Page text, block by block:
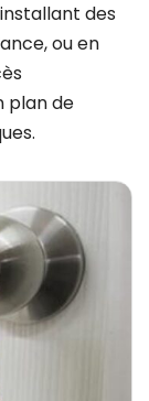
des
ou en
plan de